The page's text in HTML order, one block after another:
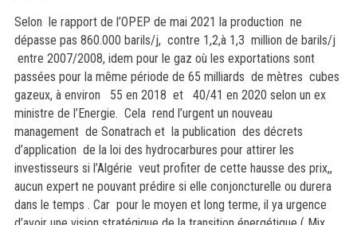
Selon le rapport de l’OPEP de mai 2021 la production ne
dépasse pas 860.000 barils/j, contre 1,2,à 1,3 million de barils/j
entre 2007/2008, idem pour le gaz où les exportations sont
passées pour la même période de 65 milliards de mètres cubes
gazeux, à environ 55 en 2018 et 40/41 en 2020 selon un ex
ministre de l’Energie. Cela rend l’urgent un nouveau
management de Sonatrach et la publication des décrets
d’application de la loi des hydrocarbures pour attirer les
investisseurs si l’Algérie veut profiter de cette hausse des prix,,
aucun expert ne pouvant prédire si elle conjoncturelle ou durera
dans le temps . Car pour le moyen et long terme, il ya urgence